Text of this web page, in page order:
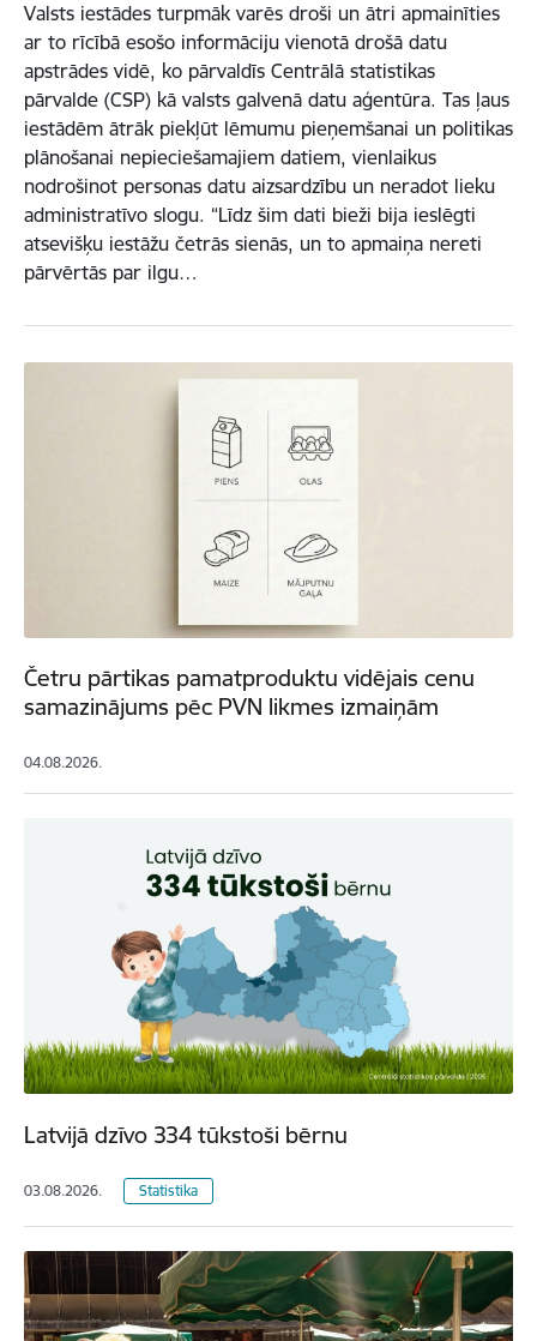
Valsts iestādes turpmāk varēs droši un ātri apmainīties
ar to rīcībā esošo informāciju vienotā drošā datu
apstrādes vidē, ko pārvaldīs Centrālā statistikas
pārvalde (CSP) kā valsts galvenā datu aģentūra. Tas ļaus
iestādēm ātrāk piekļūt lēmumu pieņemšanai un politikas
plānošanai nepieciešamajiem datiem, vienlaikus
nodrošinot personas datu aizsardzību un neradot lieku
administratīvo slogu. “Līdz šim dati bieži bija ieslēgti
atsevišķu iestāžu četrās sienās, un to apmaiņa nereti
pārvērtās par ilgu…
Četru pārtikas pamatproduktu vidējais cenu
samazinājums pēc PVN likmes izmaiņām
04.08.2026.
Latvijā dzīvo 334 tūkstoši bērnu
03.08.2026. Statistika